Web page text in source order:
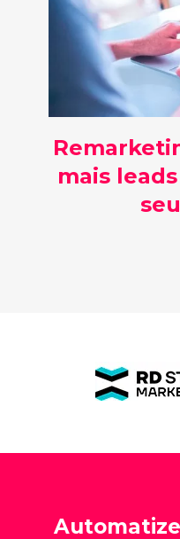
mais
Automatize